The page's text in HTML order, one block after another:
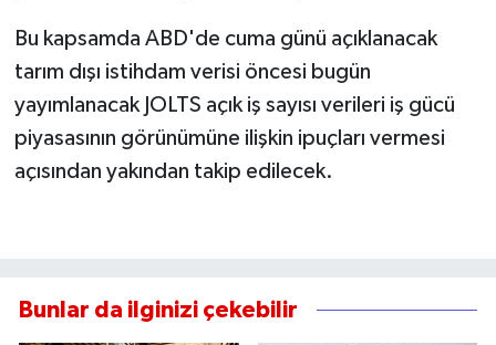
Bu kapsamda ABD'de cuma günü açıklanacak
tarım dışı istihdam verisi öncesi bugün
yayımlanacak JOLTS açık iş sayısı verileri iş gücü
piyasasının görünümüne ilişkin ipuçları vermesi
açısından yakından takip edilecek.
Bunlar da ilginizi çekebilir